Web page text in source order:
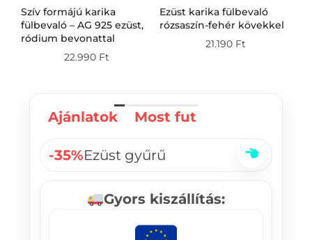
Szív formájú karika
fülbevaló – AG 925 ezüst,
ródium bevonattal
22.990 Ft
Ezüst karika fülbevaló
rózsaszín-fehér kövekkel
21.190 Ft
Ajánlatok Most fut
-35%Ezüst gyűrű
Gyors kiszállítás: